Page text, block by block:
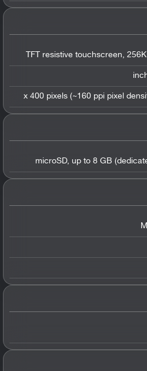
TFT resistive touchscreen,
microSD, up to 8 GB